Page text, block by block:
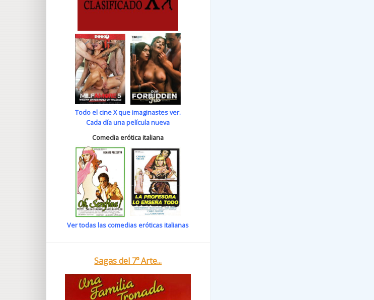
Todo el cine X que imaginastes ver.
Cada día una película nueva
Comedia erótica italiana
Ver todas las comedias eróticas italianas
Sagas del 7º Arte...